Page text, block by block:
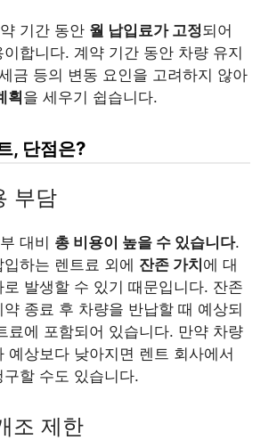
기간 동안 월 납입료가 고정되어
합니다. 계약 기간 동안 차량 유지
금 등의 변동 요인을 고려하지 않아
획 을 세우기 쉽습니다.
, 단점은?
부담
대비 총 비용이 높을 수 있습니다.
하는 렌트료 외에 잔존 가치 에 대
발생할 수 있기 때문입니다. 잔존
종료 후 차량을 반납할 때 예상되
료에 포함되어 있습니다. 만약 차량
예상보다 낮아지면 렌트 회사에서
할 수도 있습니다.
조 제한